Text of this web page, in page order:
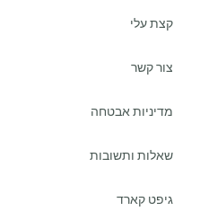
קצת עלי
צור קשר
מדיניות אבטחה
שאלות ותשובות
גיפט קארד